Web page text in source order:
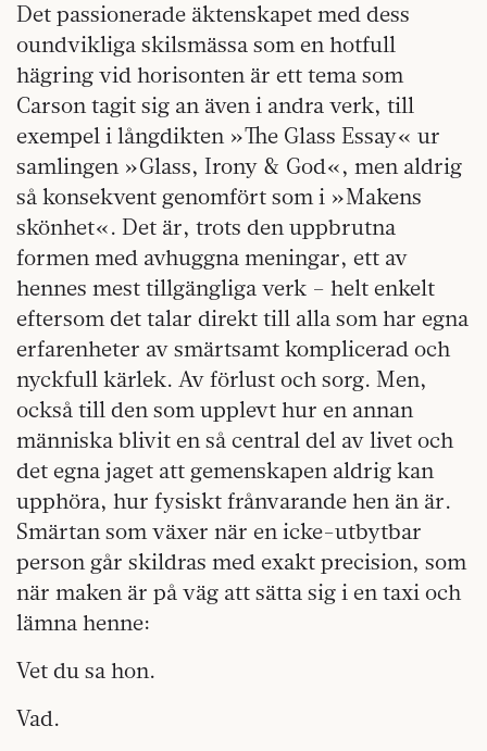
Det passionerade äktenskapet med dess
oundvikliga skilsmässa som en hotfull
hägring vid horisonten är ett tema som
Carson tagit sig an även i andra verk, till
exempel i långdikten »The Glass Essay« ur
samlingen »Glass, Irony & God«, men aldrig
så konsekvent genomfört som i »Makens
skönhet«. Det är, trots den uppbrutna
formen med avhuggna meningar, ett av
hennes mest tillgängliga verk – helt enkelt
eftersom det talar direkt till alla som har egna
erfarenheter av smärtsamt komplicerad och
nyckfull kärlek. Av förlust och sorg. Men,
också till den som upplevt hur en annan
människa blivit en så central del av livet och
det egna jaget att gemenskapen aldrig kan
upphöra, hur fysiskt frånvarande hen än är.
Smärtan som växer när en icke-utbytbar
person går skildras med exakt precision, som
när maken är på väg att sätta sig i en taxi och
lämna henne:
Vet du sa hon.
Vad.